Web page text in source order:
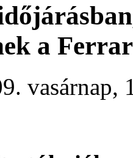
a
vasárnap,